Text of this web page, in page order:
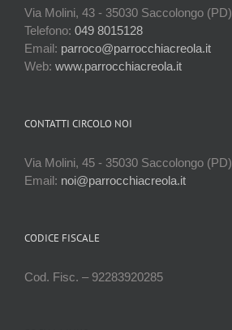
Via Molini, 43 - 35030 Saccolongo (PD)
Telefono: 049 8015128
Email: parroco@parrocchiacreola.it
Web: www.parrocchiacreola.it
CONTATTI CIRCOLO NOI
Via Molini, 45 - 35030 Saccolongo (PD)
Email: noi@parrocchiacreola.it
CODICE FISCALE
Cod. Fisc. – 92283920285